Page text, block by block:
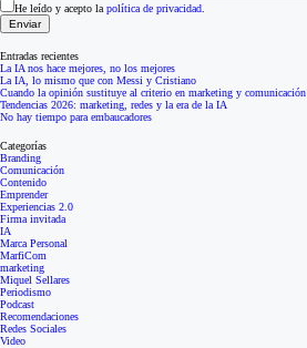
He leído y acepto la política de privacidad
Entradas recientes
La IA nos hace mejores, no los mejores
La IA, lo mismo que con Messi y Cristiano
Cuando la opinión sustituye al criterio en marketing y comunicación
Tendencias 2026: marketing, redes y la era de la IA
No hay tiempo para embaucadores
Categorías
Branding
Comunicación
Contenido
Emprender
Experiencias 2.0
Firma invitada
IA
Marca Personal
MarfiCom
marketing
Miquel Sellares
Periodismo
Podcast
Recomendaciones
Redes Sociales
Video